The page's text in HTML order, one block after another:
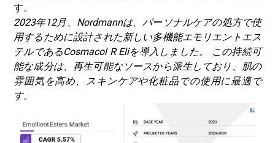
す。
2023年12月、Nordmannは、パーソナルケアの処方で使
用するために設計された新しい多機能エモリエントエス
テルであるCosmacol R Eliを導入しました。
この持続可
能な成分は、再生可能なソースから派生しており、肌の
雰囲気を高め、スキンケアや化粧品での使用に最適で
す。